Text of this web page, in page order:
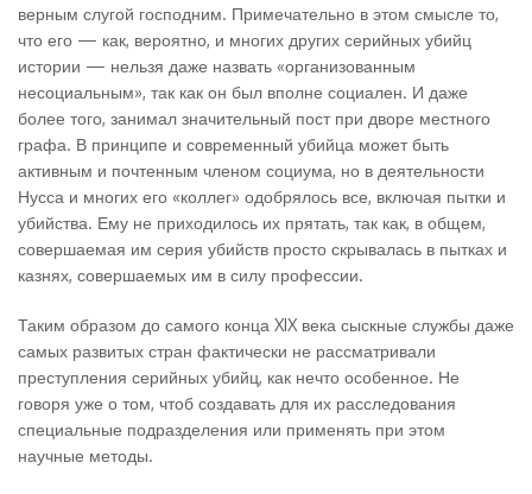
верным слугой господним. Примечательно в этом смысле то,
что его — как, вероятно, и многих других серийных убийц
истории — нельзя даже назвать «организованным
несоциальным», так как он был вполне социален. И даже
более того, занимал значительный пост при дворе местного
графа. В принципе и современный убийца может быть
активным и почтенным членом социума, но в деятельности
Нусса и многих его «коллег» одобрялось все, включая пытки и
убийства. Ему не приходилось их прятать, так как, в общем,
совершаемая им серия убийств просто скрывалась в пытках и
казнях, совершаемых им в силу профессии.
Таким образом до самого конца XIX века сыскные службы даже
самых развитых стран фактически не рассматривали
преступления серийных убийц, как нечто особенное. Не
говоря уже о том, чтоб создавать для их расследования
специальные подразделения или применять при этом
научные методы.